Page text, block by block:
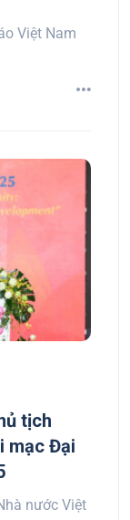
Việt Nam
tịch
mạc Đại
nước Việt